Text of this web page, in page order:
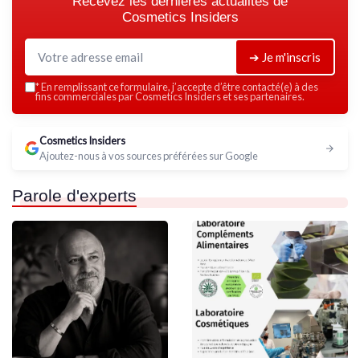
Cosmetics Insiders
➔ Je m'inscris
*En remplissant ce formulaire, j’accepte d’être contacté(e) à des
fins commerciales par Cosmetics Insiders et ses partenaires.
Cosmetics Insiders
Ajoutez-nous à vos sources préférées sur Google
Parole d'experts